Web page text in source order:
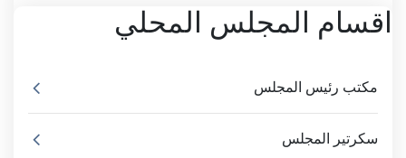
اقسام المجلس المحلي
مكتب رئيس المجلس
سكرتير المجلس